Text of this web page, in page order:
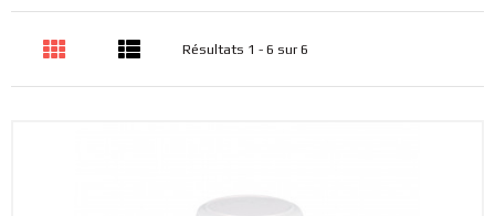
Résultats 1 - 6 sur 6